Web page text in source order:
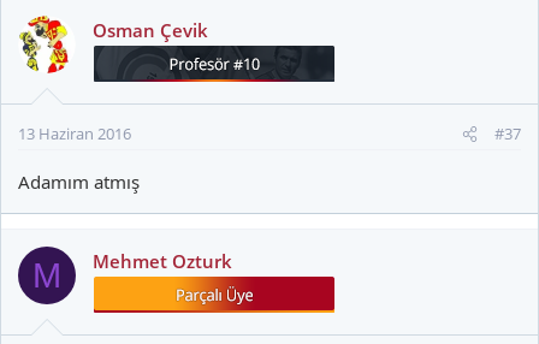
Osman Çevik
13 Haziran 2016 #37
Adamım atmış
M Mehmet Ozturk